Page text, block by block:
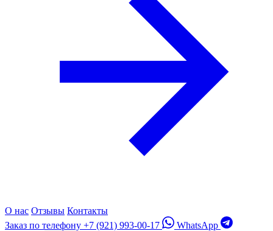
О нас Отзывы Контакты
Заказ по телефону +7 (921) 993-00-17
WhatsApp